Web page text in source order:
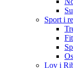
Sport i
Lov i